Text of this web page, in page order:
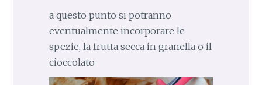
a questo punto si potranno
eventualmente incorporare le
spezie, la frutta secca in granella o il
cioccolato